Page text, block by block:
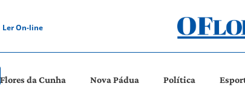
Ler On-line
Flores da Cunha Nova Pádua Política